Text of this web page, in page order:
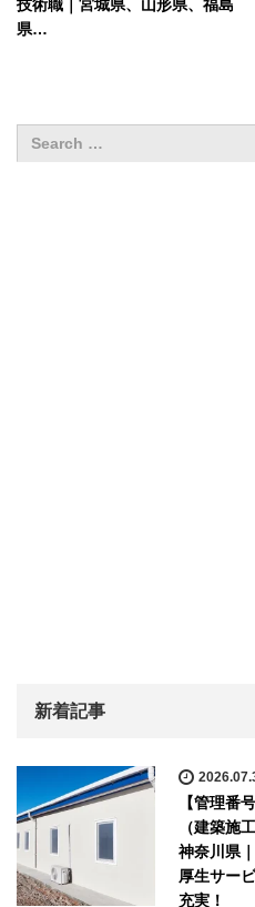
技術職｜宮城県、山形県、福島
県…
新着記事
【管理番
（建築施
神奈川県
厚生サー
充実！